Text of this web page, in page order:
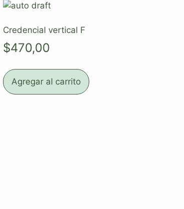
Credencial vertical F
$470,00
Agregar al carrito